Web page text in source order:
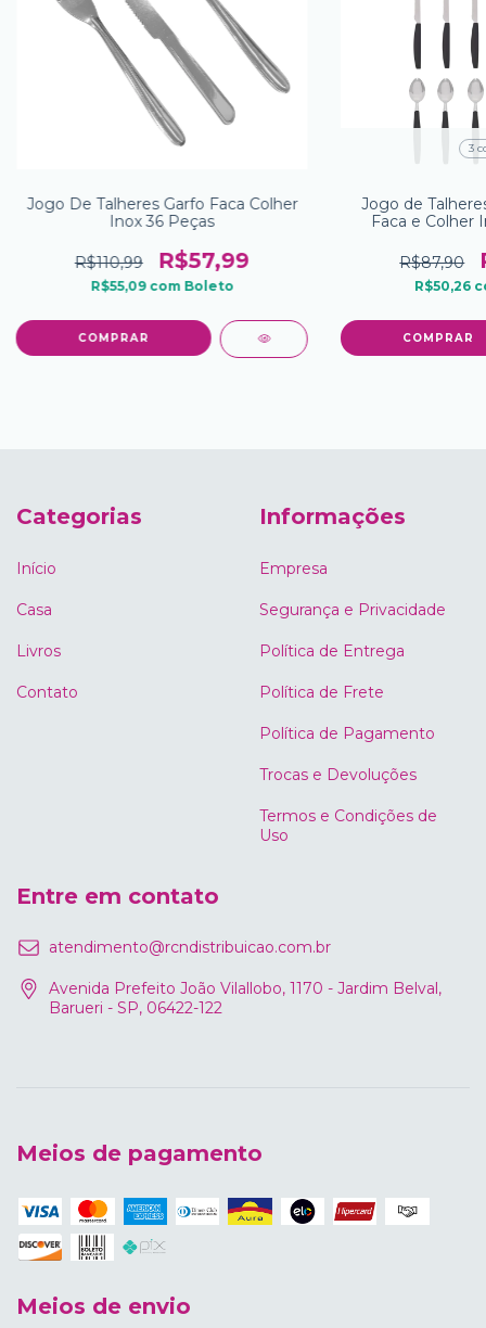
Jogo De Talheres Garfo Faca Colher
Inox 36 Peças
R$110,99 R$57,99
R$55,09 com Boleto
3
Jogo de
Faca e Colher
R$87,90
R$50,26
COMPRAR
Categorias
Início
Casa
Livros
Contato
Informações
Empresa
Segurança e Privacidade
Política de Entrega
Política de Frete
Política de Pagamento
Trocas e Devoluções
Termos e Condições de
Uso
Entre em contato
atendimento@rcndistribuicao.com.br
Avenida Prefeito João Vilallobo, 1170 - Jardim Belval,
Barueri - SP, 06422-122
Meios de pagamento
Meios de envio